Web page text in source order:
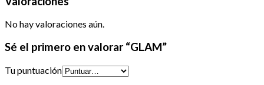
No hay valoraciones aún.
Sé el primero en valorar “GLAM”
Tu puntuación